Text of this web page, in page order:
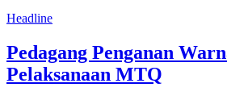
Headline
Pedagang Penganan
Pelaksanaan MTQ